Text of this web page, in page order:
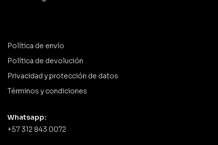
Política de envío
Política de devolución
Privacidad y protección de datos
Términos y condiciones
Whatsapp:
+57 312 843 0072